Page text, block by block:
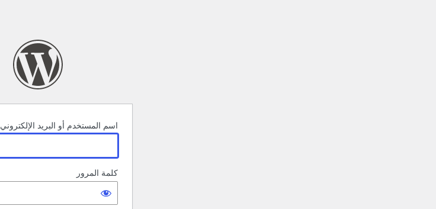
اسم المستخدم أو البريد الإلكتروني
كلمة المرور